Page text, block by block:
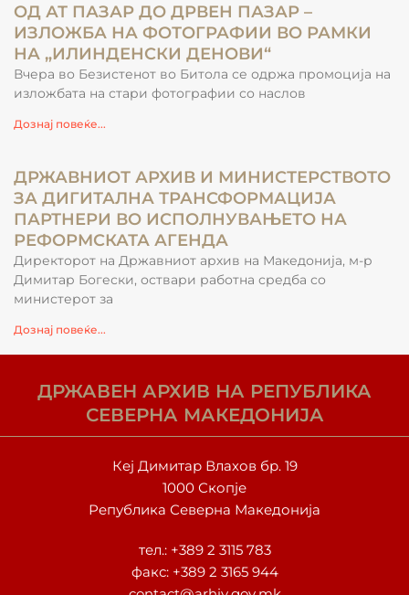
ОД АТ ПАЗАР ДО ДРВЕН ПАЗАР –
ИЗЛОЖБА НА ФОТОГРАФИИ ВО РАМКИ
НА „ИЛИНДЕНСКИ ДЕНОВИ“
Вчера во Безистенот во Битола се одржа промоција на
изложбата на стари фотографии со наслов
Дознај повеќе...
ДРЖАВНИОТ АРХИВ И МИНИСТЕРСТВОТО
ЗА ДИГИТАЛНА ТРАНСФОРМАЦИЈА
ПАРТНЕРИ ВО ИСПОЛНУВАЊЕТО НА
РЕФОРМСКАТА АГЕНДА
Директорот на Државниот архив на Македонија, м-р
Димитар Богески, оствари работна средба со
министерот за
Дознај повеќе...
ДРЖАВЕН АРХИВ НА РЕПУБЛИКА
СЕВЕРНА МАКЕДОНИЈА
Кеј Димитар Влахов бр. 19
1000 Скопје
Република Северна Македонија
тел.: +389 2 3115 783
факс: +389 2 3165 944